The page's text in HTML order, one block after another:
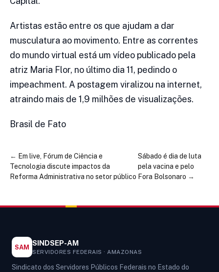
Artistas estão entre os que ajudam a dar
musculatura ao movimento. Entre as correntes
do mundo virtual está um vídeo publicado pela
atriz Maria Flor, no último dia 11, pedindo o
impeachment. A postagem viralizou na internet,
atraindo mais de 1,9 milhões de visualizações.
Brasil de Fato
← Em live, Fórum de Ciência e
Tecnologia discute impactos da
Reforma Administrativa no setor público
Sábado é dia de luta
pela vacina e pelo
Fora Bolsonaro →
SAM SINDSEP-AM
SERVIDORES FEDERAIS · AMAZONAS
Sindicato dos Servidores Públicos Federais no Estado do